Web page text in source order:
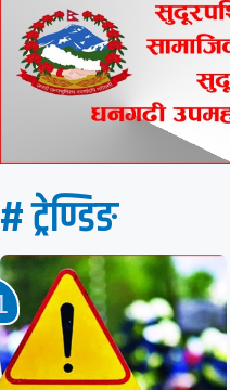
# ट्रेण्डिङ